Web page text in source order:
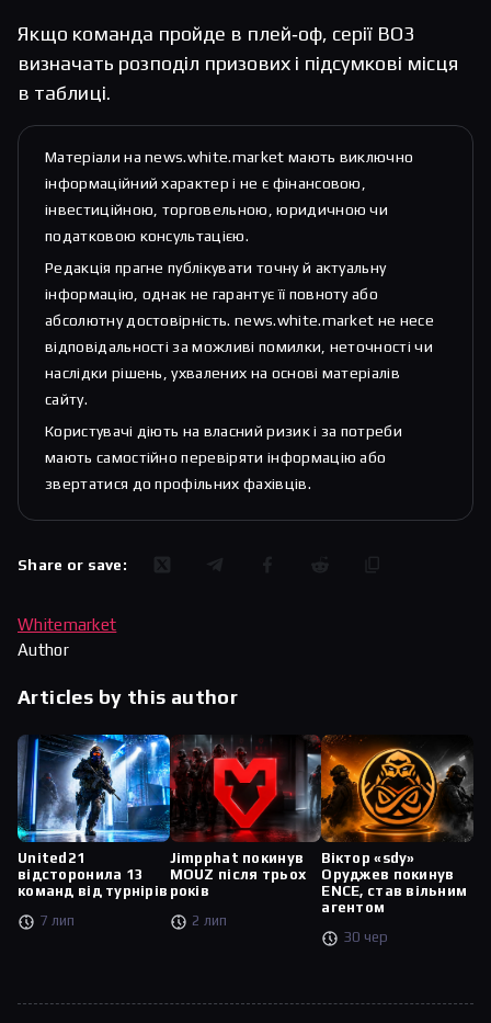
Якщо команда пройде в плей‑оф, серії BO3
визначать розподіл призових і підсумкові місця
в таблиці.
Матеріали на news.white.market мають виключно
інформаційний характер і не є фінансовою,
інвестиційною, торговельною, юридичною чи
податковою консультацією.
Редакція прагне публікувати точну й актуальну
інформацію, однак не гарантує її повноту або
абсолютну достовірність. news.white.market не несе
відповідальності за можливі помилки, неточності чи
наслідки рішень, ухвалених на основі матеріалів
сайту.
Користувачі діють на власний ризик і за потреби
мають самостійно перевіряти інформацію або
звертатися до профільних фахівців.
Share or save:
Whitemarket
Author
Articles by this author
United21
відсторонила 13
команд від турнірів
7 лип
Jimpphat покинув
MOUZ після трьох
років
2 лип
Віктор «sdy»
Оруджев покинув
ENCE, став вільним
агентом
30 чер